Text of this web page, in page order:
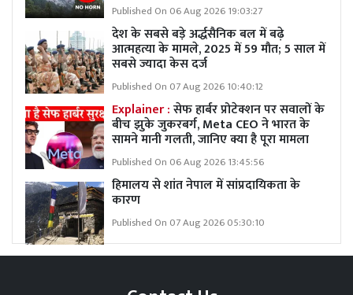
Published On 06 Aug 2026 19:03:27
देश के सबसे बड़े अर्द्धसैनिक बल में बढ़े
आत्महत्या के मामले, 2025 में 59 मौत; 5 साल में
सबसे ज्यादा केस दर्ज
Published On 07 Aug 2026 10:40:12
Explainer :सेफ हार्बर प्रोटेक्शन पर सवालों के
बीच झुके जुकरबर्ग, Meta CEO ने भारत के
सामने मानी गलती, जानिए क्या है पूरा मामला
Published On 06 Aug 2026 13:45:56
हिमालय से शांत नेपाल में सांप्रदायिकता के
कारण
Published On 07 Aug 2026 05:30:10